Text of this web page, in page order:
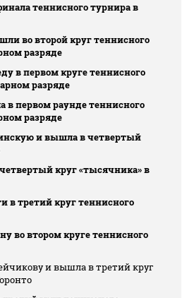
теннисного турнира в
во второй круг теннисного
разряде
в первом круге теннисного
разряде
в первом раунде теннисного
разряде
и вышла в четвертый
круг «тысячника» в
в третий круг теннисного
во втором круге теннисного
и вышла в третий круг